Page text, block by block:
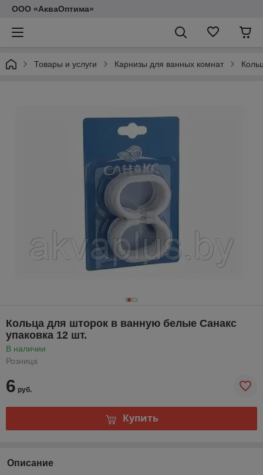
ООО «АкваОптима»
Товары и услуги Карнизы для ванных комнат
Кольца для шторок в ванную белые Санакс
упаковка 12 шт.
В наличии
Розница
6 руб.
Купить
Описание